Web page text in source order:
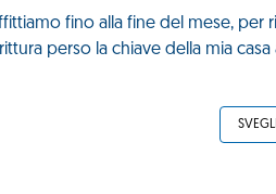
fino alla fine del mese, per
perso la chiave della mia